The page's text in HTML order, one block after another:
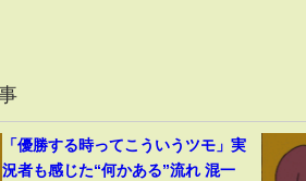
「優勝する時ってこういうツモ」実
況者も感じた“何かある”流れ 混一